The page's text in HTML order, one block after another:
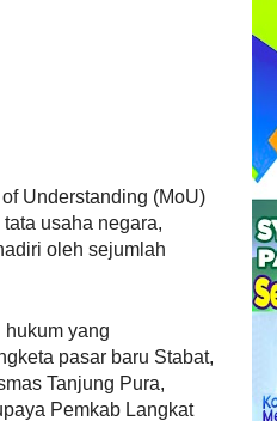
Understanding (MoU)
usaha negara,
oleh sejumlah
yang
pasar baru Stabat,
Tanjung Pura,
Pemkab Langkat